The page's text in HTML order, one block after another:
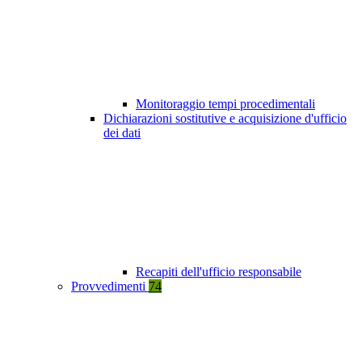
Monitoraggio tempi procedimentali
Dichiarazioni sostitutive e acquisizione d'ufficio
dei dati
Recapiti dell'ufficio responsabile
Provvedimenti 74